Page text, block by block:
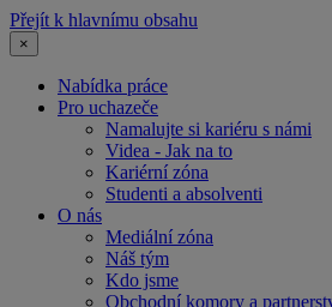
Přejít k hlavnímu obsahu
×
Nabídka práce
Pro uchazeče
Namalujte si kariéru s námi
Videa - Jak na to
Kariérní zóna
Studenti a absolventi
O nás
Mediální zóna
Náš tým
Kdo jsme
Obchodní komory a